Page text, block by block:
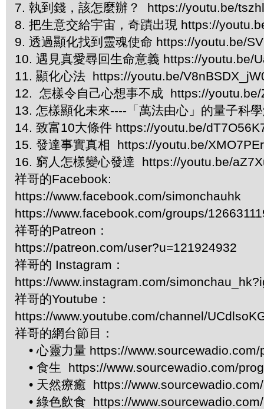
7. 執到錢，該怎麼辦？ https://youtu.be/
8. 把生意交給宇宙，奇蹟出現 https://
9. 透過顯化找到靈魂使命 https://youtu.be/
10. 遇見真愛尋回生命意義 https://youtu.be/
11. 顯化心法 https://youtu.be/
12. 怎樣令自己心想事不成 https://
13. 怎樣顯化未來----「萬法由心」的量子
14. 致富10大條件 https://youtu.be/
15. 發達事實真相 https://youtu.be/
16. 窮人怎樣變心發達 https://youtu.be/
祥哥的Facebook:
https://www.facebook.com/simonchauhk
https://www.facebook.com/groups/
祥哥的Patreon：
https://patreon.com/user?u=121924932
祥哥的 Instagram：
https://www.instagram.com/
祥哥的Youtube：
https://www.youtube.com/channel/
祥哥的網台節目：
• 心靈力量 https://
• 食生 https://www.sourcewadio.com/
• 天然療癒 https://
• 綠色飲食 https://